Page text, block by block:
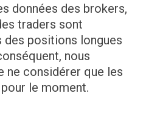
données des brokers,
traders sont
des positions longues
nous
ne considérer que les
le moment.